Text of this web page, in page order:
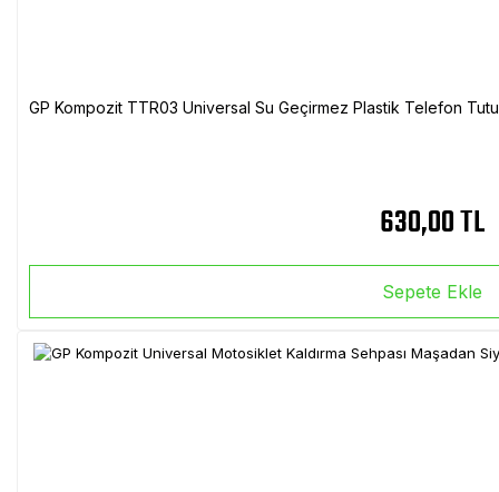
GP Kompozit TTR03 Universal Su Geçirmez Plastik Telefon
630,00 TL
Sepete Ekle